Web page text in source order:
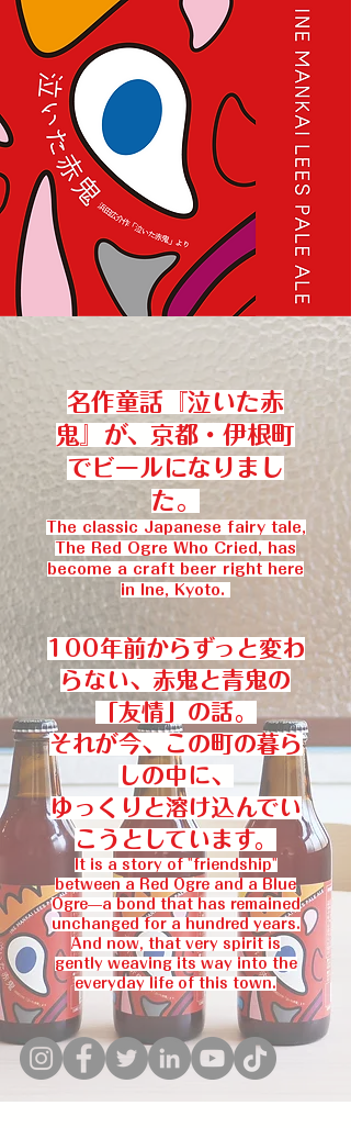
名作童話『泣いた赤
鬼』が、京都・伊根町
でビールになりまし
た。
The classic Japanese fairy tale,
The Red Ogre Who Cried, has
become a craft beer right here
in Ine, Kyoto.
100年前からずっと変わ
らない、赤鬼と青鬼の
「友情」の話。
それが今、この町の暮ら
しの中に、
ゆっくりと溶け込んでい
こうとしています。
It is a story of "friendship"
between a Red Ogre and a Blue
Ogre—a bond that has remained
unchanged for a hundred years.
And now, that very spirit is
gently weaving its way into the
everyday life of this town.